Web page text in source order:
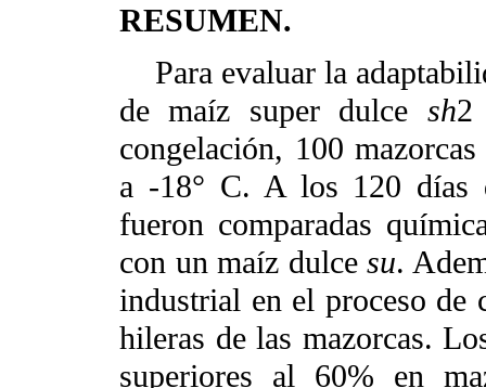
RESUMEN.
Para evaluar la
de maíz super dulce sh2
congelación, 100
a -18° C. A los 120 días
fueron comparadas
con un maíz dulcesu.
industrial en el proceso de
hileras de las mazorcas.
superiores al 60% en